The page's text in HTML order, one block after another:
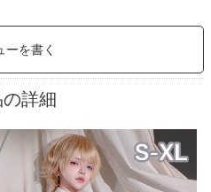
ーを書く
詳細